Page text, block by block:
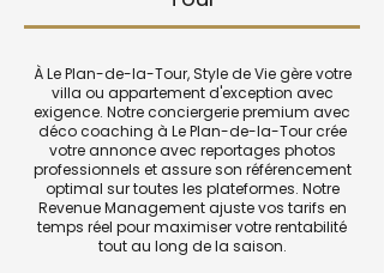
À Le Plan-de-la-Tour, Style de Vie gère votre
villa ou appartement d'exception avec
exigence. Notre conciergerie premium avec
déco coaching à Le Plan-de-la-Tour crée
votre annonce avec reportages photos
professionnels et assure son référencement
optimal sur toutes les plateformes. Notre
Revenue Management ajuste vos tarifs en
temps réel pour maximiser votre rentabilité
tout au long de la saison.